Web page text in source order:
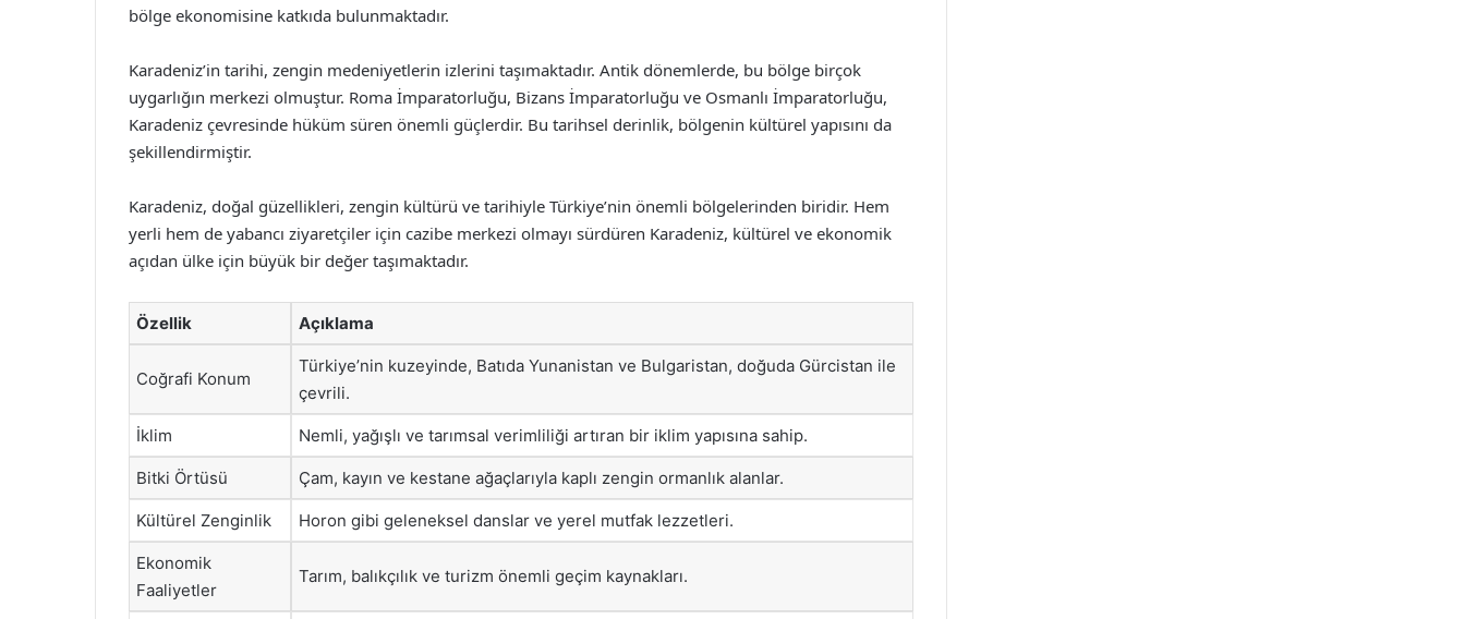
bölge ekonomisine katkıda bulunmaktadır.
Karadeniz’in tarihi, zengin medeniyetlerin izlerini taşımaktadır. Antik dönemlerde, bu bölge birçok
uygarlığın merkezi olmuştur. Roma İmparatorluğu, Bizans İmparatorluğu ve Osmanlı İmparatorluğu,
Karadeniz çevresinde hüküm süren önemli güçlerdir. Bu tarihsel derinlik, bölgenin kültürel yapısını da
şekillendirmiştir.
Karadeniz, doğal güzellikleri, zengin kültürü ve tarihiyle Türkiye’nin önemli bölgelerinden biridir. Hem
yerli hem de yabancı ziyaretçiler için cazibe merkezi olmayı sürdüren Karadeniz, kültürel ve ekonomik
açıdan ülke için büyük bir değer taşımaktadır.
Özellik Açıklama
Coğrafi Konum
Türkiye’nin kuzeyinde, Batıda Yunanistan ve Bulgaristan, doğuda Gürcistan ile
çevrili.
İklim Nemli, yağışlı ve tarımsal verimliliği artıran bir iklim yapısına sahip.
Bitki Örtüsü Çam, kayın ve kestane ağaçlarıyla kaplı zengin ormanlık alanlar.
Kültürel Zenginlik Horon gibi geleneksel danslar ve yerel mutfak lezzetleri.
Ekonomik
Faaliyetler
Tarım, balıkçılık ve turizm önemli geçim kaynakları.